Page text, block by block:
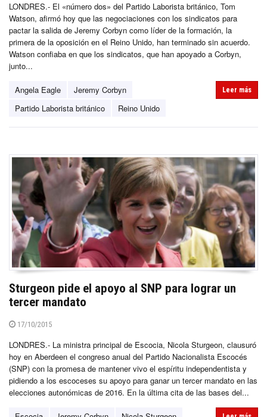
LONDRES.- El «número dos» del Partido Laborista británico, Tom
Watson, afirmó hoy que las negociaciones con los sindicatos para
pactar la salida de Jeremy Corbyn como líder de la formación, la
primera de la oposición en el Reino Unido, han terminado sin acuerdo.
Watson confiaba en que los sindicatos, que han apoyado a Corbyn,
junto...
Angela Eagle
Jeremy Corbyn
Partido Laborista británico
Reino Unido
Leer más
Sturgeon pide el apoyo al SNP para lograr un
tercer mandato
17/10/2015
LONDRES.- La ministra principal de Escocia, Nicola Sturgeon, clausuró
hoy en Aberdeen el congreso anual del Partido Nacionalista Escocés
(SNP) con la promesa de mantener vivo el espíritu independentista y
pidiendo a los escoceses su apoyo para ganar un tercer mandato en las
elecciones autonómicas de 2016. En la última cita de las bases del...